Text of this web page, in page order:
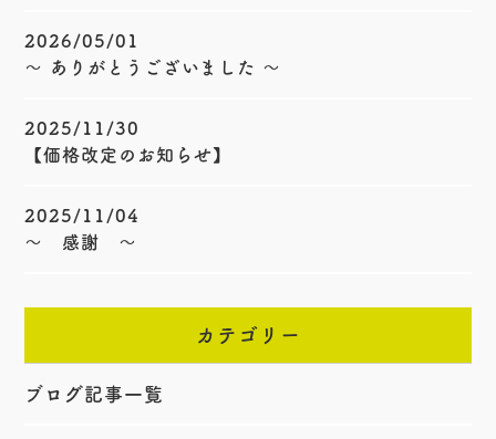
2026/05/01
〜 ありがとうございました 〜
2025/11/30
【価格改定のお知らせ】
2025/11/04
〜 感謝 〜
カテゴリー
ブログ記事一覧